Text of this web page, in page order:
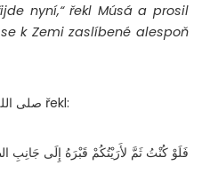
nyní,“ řekl Músá a prosil
k Zemi zaslíbené alespoň
Potom Posel Boží صلى الله عليه و سلم řekl:
فَلَوْ كُنْتُ ثَمَّ لأَرَيْتُكُمْ قَبْرَهُ إِلَى جَانِبِ